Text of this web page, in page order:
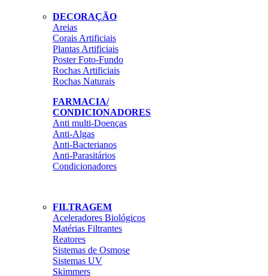
DECORAÇÃO
Areias
Corais Artificiais
Plantas Artificiais
Poster Foto-Fundo
Rochas Artificiais
Rochas Naturais
FARMACIA/
CONDICIONADORES
Anti multi-Doenças
Anti-Algas
Anti-Bacterianos
Anti-Parasitários
Condicionadores
FILTRAGEM
Aceleradores Biológicos
Matérias Filtrantes
Reatores
Sistemas de Osmose
Sistemas UV
Skimmers